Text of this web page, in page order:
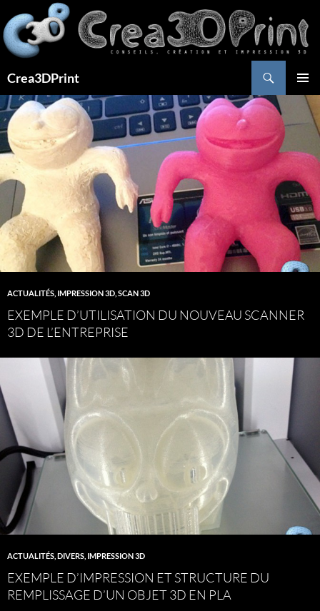
au
contenu
Crea3DPrint
MENU
ACTUALITÉS IMPRESSION 3D SCAN 3D
EXEMPLE D’UTILISATION DU NOUVEAU SCANNER
3D DE L’ENTREPRISE
ACTUALITÉS DIVERS IMPRESSION 3D
EXEMPLE D’IMPRESSION ET STRUCTURE DU
REMPLISSAGE D’UN OBJET 3D EN PLA